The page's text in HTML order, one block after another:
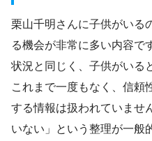
栗山千明さんに子供がいる
る機会が非常に多い内容で
状況と同じく、子供がいる
これまで一度もなく、信頼
する情報は扱われていませ
いない」という整理が一般